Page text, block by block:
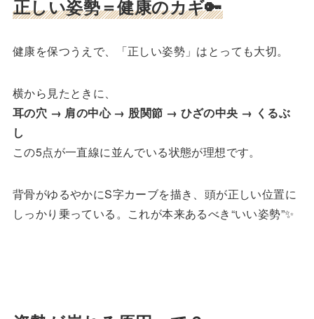
正しい姿勢＝健康のカギ🔑
健康を保つうえで、「正しい姿勢」はとっても大切。
横から見たときに、
耳の穴 → 肩の中心 → 股関節 → ひざの中央 → くるぶ
し
この5点が一直線に並んでいる状態が理想です。
背骨がゆるやかにS字カーブを描き、頭が正しい位置に
しっかり乗っている。これが本来あるべき“いい姿勢”✨